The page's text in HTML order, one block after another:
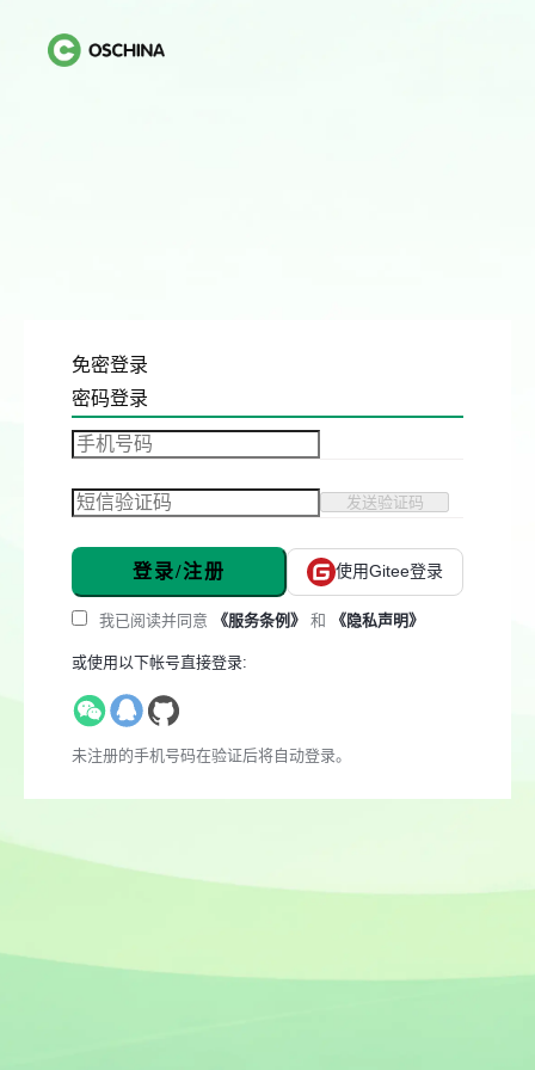
免密登录
密码登录
发送验证码
登录/注册 使用Gitee登录
我已阅读并同意 《服务条例》 和 《隐私声明》
或使用以下帐号直接登录:
未注册的手机号码在验证后将自动登录。